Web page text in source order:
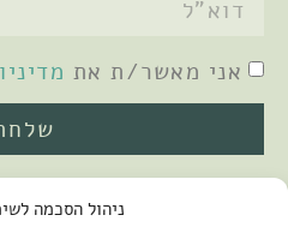
ניהול הסכמה
אני מאשר/ת את